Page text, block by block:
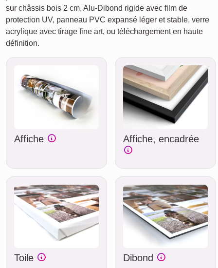
sur châssis bois 2 cm, Alu-Dibond rigide avec film de
protection UV, panneau PVC expansé léger et stable, verre
acrylique avec tirage fine art, ou téléchargement en haute
définition.
Affiche Affiche, encadrée
Toile Dibond